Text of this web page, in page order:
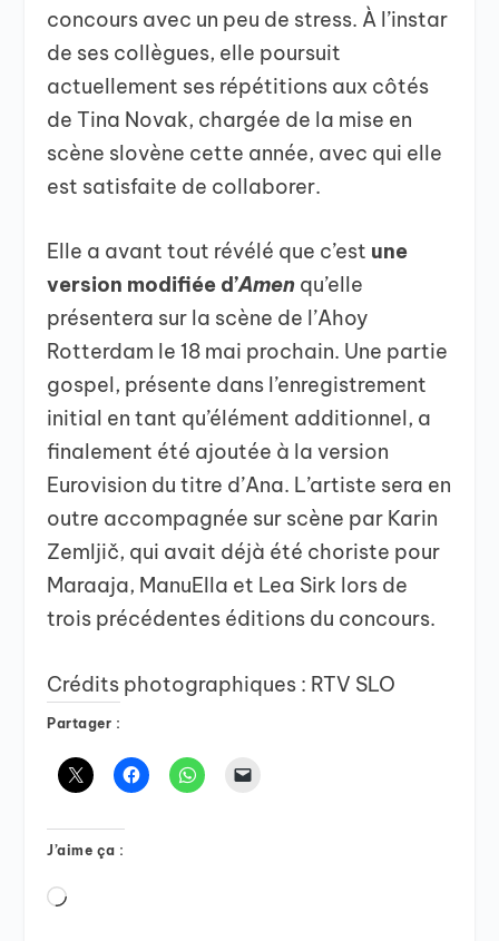
concours avec un peu de stress. À l’instar
de ses collègues, elle poursuit
actuellement ses répétitions aux côtés
de Tina Novak, chargée de la mise en
scène slovène cette année, avec qui elle
est satisfaite de collaborer.
Elle a avant tout révélé que c’est une
version modifiée d’Amen qu’elle
présentera sur la scène de l’Ahoy
Rotterdam le 18 mai prochain. Une partie
gospel, présente dans l’enregistrement
initial en tant qu’élément additionnel, a
finalement été ajoutée à la version
Eurovision du titre d’Ana. L’artiste sera en
outre accompagnée sur scène par Karin
Zemljič, qui avait déjà été choriste pour
Maraaja, ManuElla et Lea Sirk lors de
trois précédentes éditions du concours.
Crédits photographiques : RTV SLO
Partager :
J’aime ça :
Chargement…